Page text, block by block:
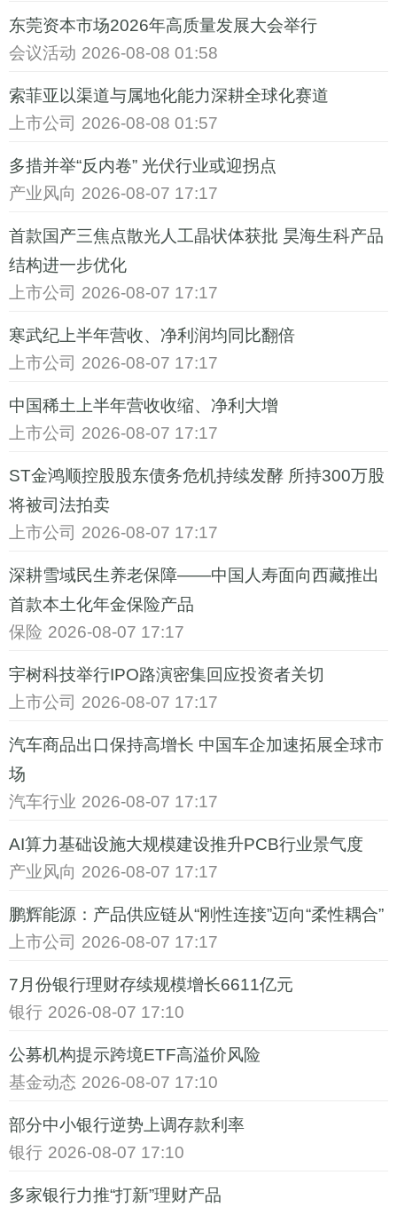
东莞资本市场2026年高质量发展大会举行
会议活动 2026-08-08 01:58
索菲亚以渠道与属地化能力深耕全球化赛道
上市公司 2026-08-08 01:57
多措并举“反内卷” 光伏行业或迎拐点
产业风向 2026-08-07 17:17
首款国产三焦点散光人工晶状体获批 昊海生科产品
结构进一步优化
上市公司 2026-08-07 17:17
寒武纪上半年营收、净利润均同比翻倍
上市公司 2026-08-07 17:17
中国稀土上半年营收收缩、净利大增
上市公司 2026-08-07 17:17
ST金鸿顺控股股东债务危机持续发酵 所持300万股
将被司法拍卖
上市公司 2026-08-07 17:17
深耕雪域民生养老保障——中国人寿面向西藏推出
首款本土化年金保险产品
保险 2026-08-07 17:17
宇树科技举行IPO路演密集回应投资者关切
上市公司 2026-08-07 17:17
汽车商品出口保持高增长 中国车企加速拓展全球市
场
汽车行业 2026-08-07 17:17
AI算力基础设施大规模建设推升PCB行业景气度
产业风向 2026-08-07 17:17
鹏辉能源：产品供应链从“刚性连接”迈向“柔性耦合”
上市公司 2026-08-07 17:17
7月份银行理财存续规模增长6611亿元
银行 2026-08-07 17:10
公募机构提示跨境ETF高溢价风险
基金动态 2026-08-07 17:10
部分中小银行逆势上调存款利率
银行 2026-08-07 17:10
多家银行力推“打新”理财产品